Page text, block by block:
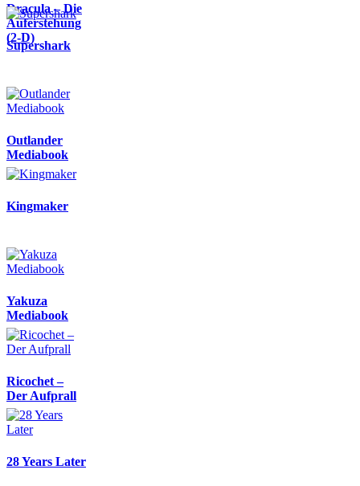
Dracula – Die
Auferstehung
(2-D)
Supershark
Outlander
Mediabook
Kingmaker
Yakuza
Mediabook
Ricochet –
Der Aufprall
28 Years Later